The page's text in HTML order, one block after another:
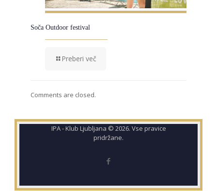
Soča Outdoor festival
Preberi več
Comments are closed.
IPA - Klub Ljubljana © 2026. Vse pravice
pridržane.